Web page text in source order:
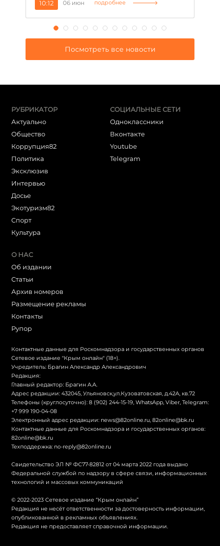
10:12 06 июн подробнее
Посмотреть все новости
РУБРИКАТОР
Актуально
Общество
Коррупция82
Политика
Эксклюзив
Интервью
Досье
Экотуризм82
Cпорт
Культура
СОЦИАЛЬНЫЕ СЕТИ
Одноклассники
Вконтакте
Youtube
Telegram
О НАС
Об издании
Статьи
Архив номеров
Размещение рекламы
Контакты
Рупор
Контактные данные для Роскомнадзора и государственных органов
Сетевое издание "Крым онлайн" (18+).
Учредитель: Брагин Александр Александрович
Редакция:
Главный редактор: Брагин А.А.
Адрес редакции: 432045, Ульяновск,ул.Кузоватовская, д.42А, кв.72
Телефоны (круглосуточно): 8 (902) 244-15-19, WhatsApp, Viber, Telegram:
+7 999 190-04-08
Электронный адрес редакции: news@82online.ru 82online@bk.ru
Контактные данные для Роскомнадзора и государственных органов:
82online@bk.ru
Техподдержка: no-reply@82online.ru
Свидетельство ЭЛ № ФС77-82812 от 04 марта 2022 года выдано
Федеральной службой по надзору в сфере связи, информационных
технологий и массовых коммуникаций
© 2022-2023 Сетевое издание “Крым онлайн”
Редакция не несёт ответственности за достоверность информации,
опубликованной в рекламных объявлениях.
Редакция не предоставляет справочной информации.